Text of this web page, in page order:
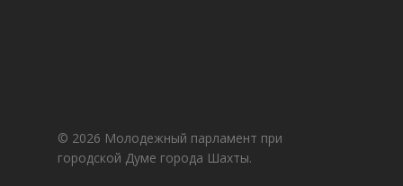
© 2026 Молодежный парламент при
городской Думе города Шахты.